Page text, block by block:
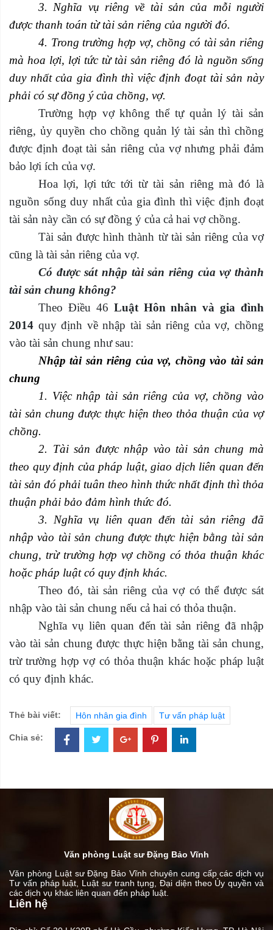
3. Nghĩa vụ riêng về tài sản của mỗi người
được thanh toán từ tài sản riêng của người đó.
4. Trong trường hợp vợ, chồng có tài sản riêng
mà hoa lợi, lợi tức từ tài sản riêng đó là nguồn sống
duy nhất của gia đình thì việc định đoạt tài sản này
phải có sự đồng ý của chồng, vợ.
Trường hợp vợ không thể tự quản lý tài sản
riêng, ủy quyền cho chồng quản lý tài sản thì chồng
được định đoạt tài sản riêng của vợ nhưng phải đảm
bảo lợi ích của vợ.
Hoa lợi, lợi tức tới từ tài sản riêng mà đó là
nguồn sống duy nhất của gia đình thì việc định đoạt
tài sản này cần có sự đồng ý của cả hai vợ chồng.
Tài sản được hình thành từ tài sản riêng của vợ
cũng là tài sản riêng của vợ.
Có được sát nhập tài sản riêng của vợ thành
tài sản chung không?
Theo Điều 46 Luật Hôn nhân và gia đình
2014 quy định về nhập tài sản riêng của vợ, chồng
vào tài sản chung như sau:
Nhập tài sản riêng của vợ, chồng vào tài sản
chung
1. Việc nhập tài sản riêng của vợ, chồng vào
tài sản chung được thực hiện theo thỏa thuận của vợ
chồng.
2. Tài sản được nhập vào tài sản chung mà
theo quy định của pháp luật, giao dịch liên quan đến
tài sản đó phải tuân theo hình thức nhất định thì thỏa
thuận phải bảo đảm hình thức đó.
3. Nghĩa vụ liên quan đến tài sản riêng đã
nhập vào tài sản chung được thực hiện bằng tài sản
chung, trừ trường hợp vợ chồng có thỏa thuận khác
hoặc pháp luật có quy định khác.
Theo đó, tài sản riêng của vợ có thể được sát
nhập vào tài sản chung nếu cả hai có thỏa thuận.
Nghĩa vụ liên quan đến tài sản riêng đã nhập
vào tài sản chung được thực hiện bằng tài sản chung,
trừ trường hợp vợ có thỏa thuận khác hoặc pháp luật
có quy định khác.
Thẻ bài viết: Hôn nhân gia đình Tư vấn pháp luật
Chia sẻ:
Văn phòng Luật sư Đặng Bảo Vĩnh
Văn phòng Luật sư Đặng Bảo Vĩnh chuyên cung cấp các dịch vụ
Tư vấn pháp luật, Luật sư tranh tụng, Đại diện theo Ủy quyền và
các dịch vụ khác liên quan đến pháp luật.
Liên hệ